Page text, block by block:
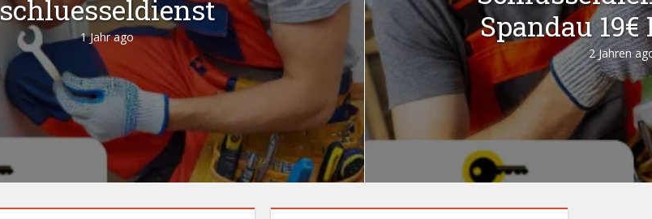
schluesseldienst
1 Jahr ago
Spandau
2 Jahren